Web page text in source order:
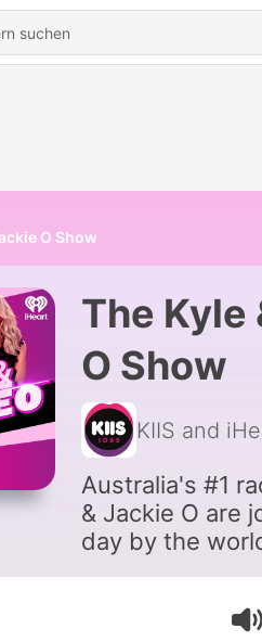
O Show
The Kyle
O Show
Australia's #1
& Jackie O are
day by the
mini best-bit